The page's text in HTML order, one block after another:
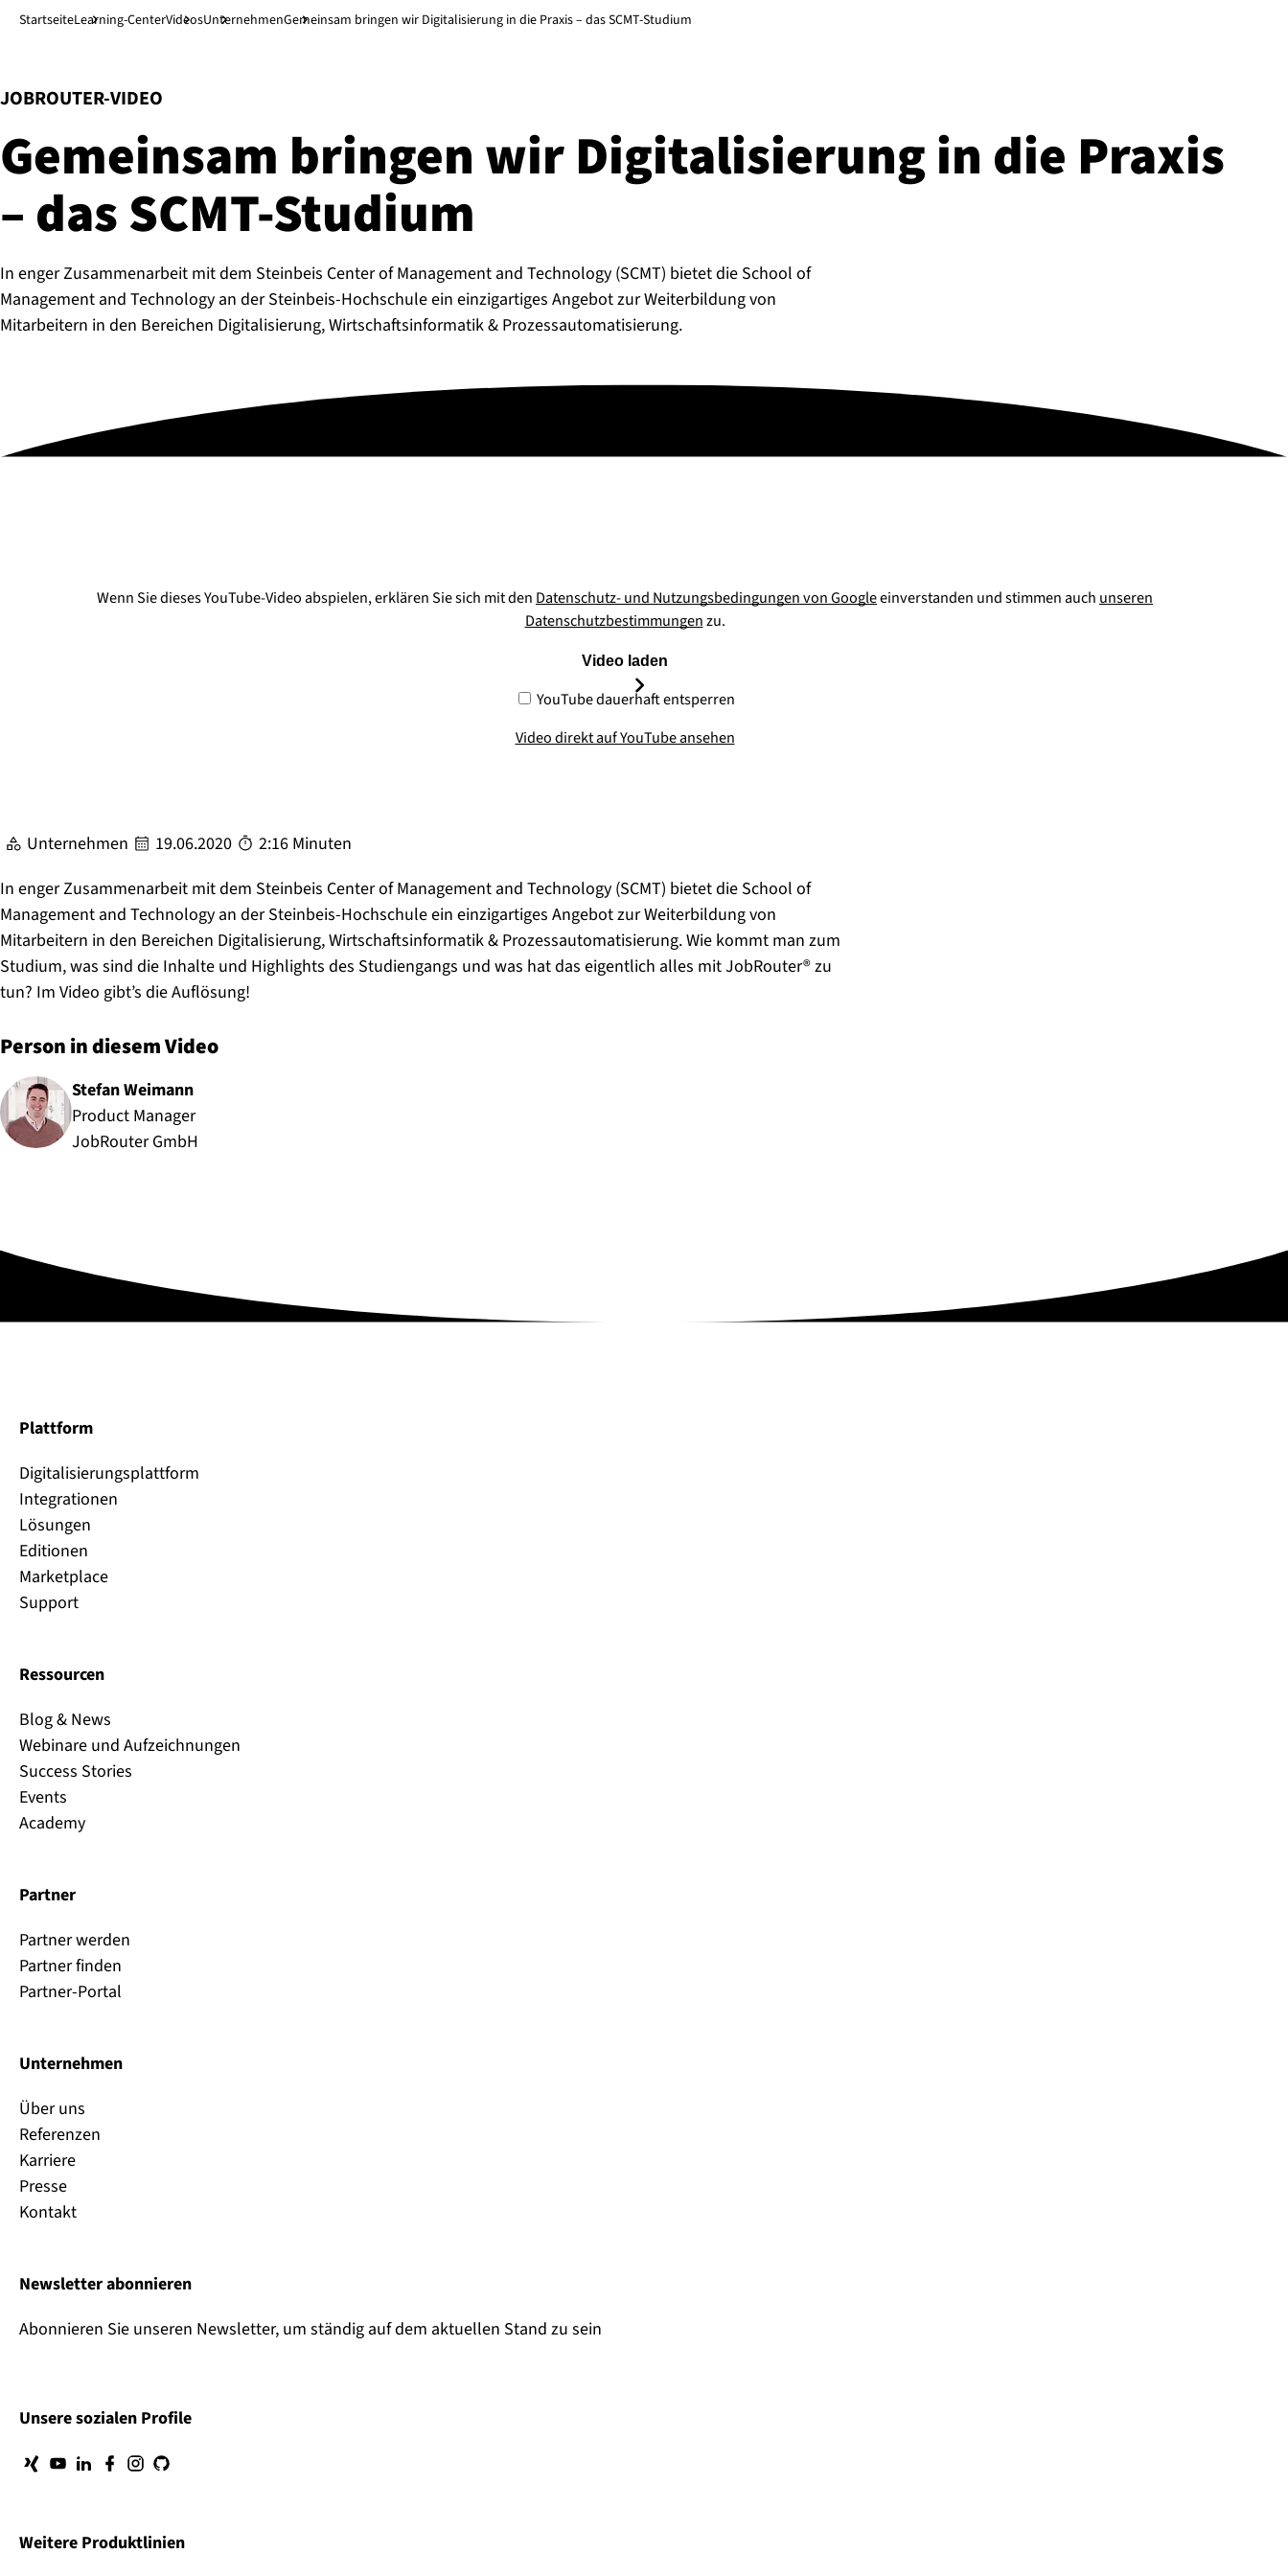
Direkt zum Hauptinhalt↓
StartseiteLearning-CenterVideosUnternehmenGemeinsam bringen wir Digitalisierung in die Praxis – das SCMT-Studium
JOBROUTER-VIDEO
:
Gemeinsam bringen wir Di­gi­ta­li­sie­rung in die Praxis
– das SCMT-Stu­di­um
In enger Zusammenarbeit mit dem Steinbeis Center of Management and Technology (SCMT) bietet die School of
Management and Technology an der Steinbeis-Hochschule ein einzigartiges Angebot zur Weiterbildung von
Mitarbeitern in den Bereichen Digitalisierung, Wirtschaftsinformatik & Prozessautomatisierung.
Wenn Sie dieses YouTube-Video abspielen, erklären Sie sich mit den Datenschutz- und Nutzungsbedingungen von Googleeinverstanden und stimmen auch unseren
Datenschutzbestimmungenzu.
Video laden
YouTube dauerhaft entsperren
Video direkt auf YouTube ansehen
Unternehmen 19.06.2020
2:16 Minuten
In enger Zusammenarbeit mit dem Steinbeis Center of Management and Technology (SCMT) bietet die School of
Management and Technology an der Steinbeis-Hochschule ein einzigartiges Angebot zur Weiterbildung von
Mitarbeitern in den Bereichen Digitalisierung, Wirtschaftsinformatik & Prozessautomatisierung. Wie kommt man zum
Studium, was sind die Inhalte und Highlights des Studiengangs und was hat das eigentlich alles mit JobRouter® zu
tun? Im Video gibt’s die Auflösung!
Person in diesem Video
Stefan Weimann
Product Manager
JobRouter GmbH
Plattform
Digitalisierungsplattform
Integrationen
Lösungen
Editionen
Marketplace
Support
Ressourcen
Blog & News
Webinare und Aufzeichnungen
Success Stories
Events
Academy
Partner
Partner werden
Partner finden
Partner-Portal
Unternehmen
Über uns
Referenzen
Karriere
Presse
Kontakt
Newsletter abonnieren
Abonnieren Sie unseren Newsletter, um ständig auf dem aktuellen Stand zu sein
Unsere sozialen Profile
Weitere Produktlinien